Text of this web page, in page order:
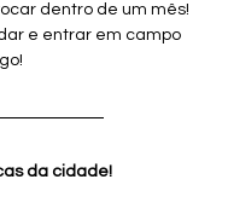
dentro de um mês!
e entrar em campo
da cidade!